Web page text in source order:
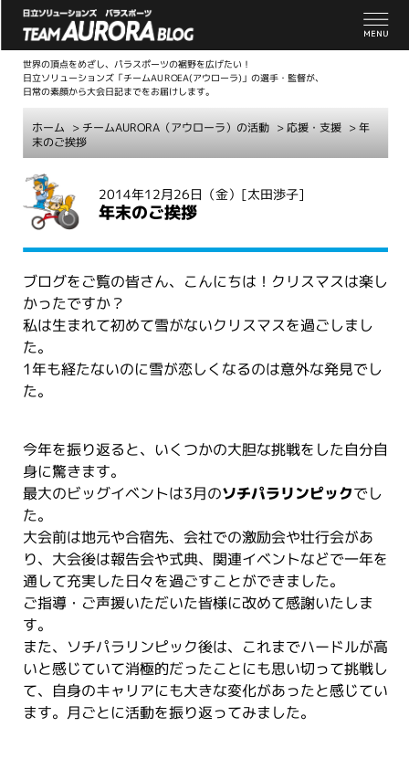
世界の頂点をめざし、パラスポーツの裾野を広げたい！
日立ソリューションズ「チームAUROEA(アウローラ)」の選手・監督が、
日常の素顔から大会日記までをお届けします。
ホーム > チームAURORA（アウローラ）の活動 >応援・支援 > 年
末のご挨拶
2014年12月26日（金） [太田渉子]
年末のご挨拶
ブログをご覧の皆さん、こんにちは！クリスマスは楽し
かったですか？
私は生まれて初めて雪がないクリスマスを過ごしまし
た。
1年も経たないのに雪が恋しくなるのは意外な発見でし
た。
今年を振り返ると、いくつかの大胆な挑戦をした自分自
身に驚きます。
最大のビッグイベントは3月のソチパラリンピックでし
た。
大会前は地元や合宿先、会社での激励会や壮行会があ
り、大会後は報告会や式典、関連イベントなどで一年を
通して充実した日々を過ごすことができました。
ご指導・ご声援いただいた皆様に改めて感謝いたしま
す。
また、ソチパラリンピック後は、これまでハードルが高
いと感じていて消極的だったことにも思い切って挑戦し
て、自身のキャリアにも大きな変化があったと感じてい
ます。月ごとに活動を振り返ってみました。